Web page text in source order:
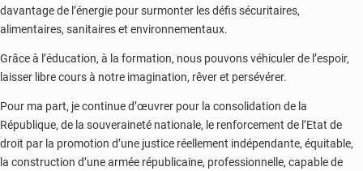
davantage de l’énergie pour surmonter les défis sécuritaires,
alimentaires, sanitaires et environnementaux.
Grâce à l’éducation, à la formation, nous pouvons véhiculer de l’espoir,
laisser libre cours à notre imagination, rêver et persévérer.
Pour ma part, je continue d’œuvrer pour la consolidation de la
République, de la souveraineté nationale, le renforcement de l’Etat de
droit par la promotion d’une justice réellement indépendante, équitable,
la construction d’une armée républicaine, professionnelle, capable de